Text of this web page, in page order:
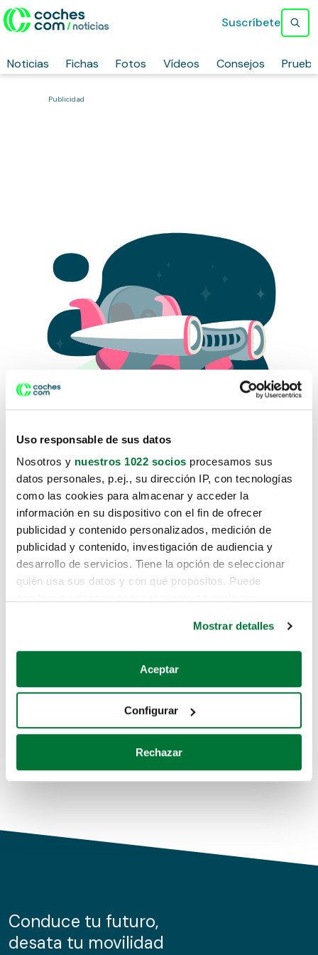
Uso responsable de sus datos
Nosotros y nuestros 1022 socios procesamos sus
datos personales, p.ej., su dirección IP, con tecnologías
como las cookies para almacenar y acceder la
información en su dispositivo con el fin de ofrecer
publicidad y contenido personalizados, medición de
publicidad y contenido, investigación de audiencia y
desarrollo de servicios. Tiene la opción de seleccionar
quién usa sus datos y con qué propósitos. Puede
Si lo permite, también quisiéramos:
Recopilar información sobre su ubicación geográfica
Identificar su dispositivo analizándolo activamente
para buscar características específicas (huellas
Obtenga más información sobre cómo se procesan sus
de cookies.
información sobre el uso que haga del sitio web con
nuestros partners de redes sociales, publicidad y análisis
Mostrar detalles
Aceptar
Configurar
Rechazar
Noticias Fichas Fotos Vídeos Consejos
Suscríbete
Publicidad
Lo sentimos, no sabemos como
te hemos traido hasta aquí.
Pero puedes encontrar el coche que estás
buscando en alguno de estos enlaces:
Coches de segunda mano
Coches de km0
Conduce tu futuro,
desata tu movilidad